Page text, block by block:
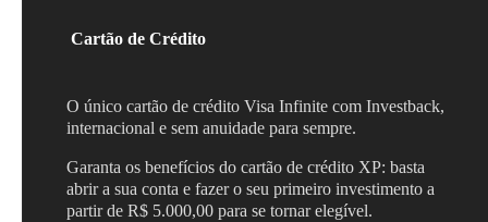
Cartão de Crédito
O único cartão de crédito Visa Infinite com Investback,
internacional e sem anuidade para sempre.
Garanta os benefícios do cartão de crédito XP: basta
abrir a sua conta e fazer o seu primeiro investimento a
partir de R$ 5.000,00 para se tornar elegível.